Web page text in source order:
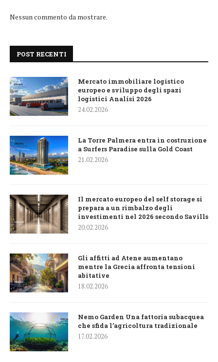
Nessun commento da mostrare.
POST RECENTI
Mercato immobiliare logistico
europeo e sviluppo degli spazi
logistici Analisi 2026
24.02.2026
La Torre Palmera entra in costruzione
a Surfers Paradise sulla Gold Coast
21.02.2026
Il mercato europeo del self storage si
prepara a un rimbalzo degli
investimenti nel 2026 secondo Savills
20.02.2026
Gli affitti ad Atene aumentano
mentre la Grecia affronta tensioni
abitative
18.02.2026
Nemo Garden Una fattoria subacquea
che sfida l’agricoltura tradizionale
17.02.2026